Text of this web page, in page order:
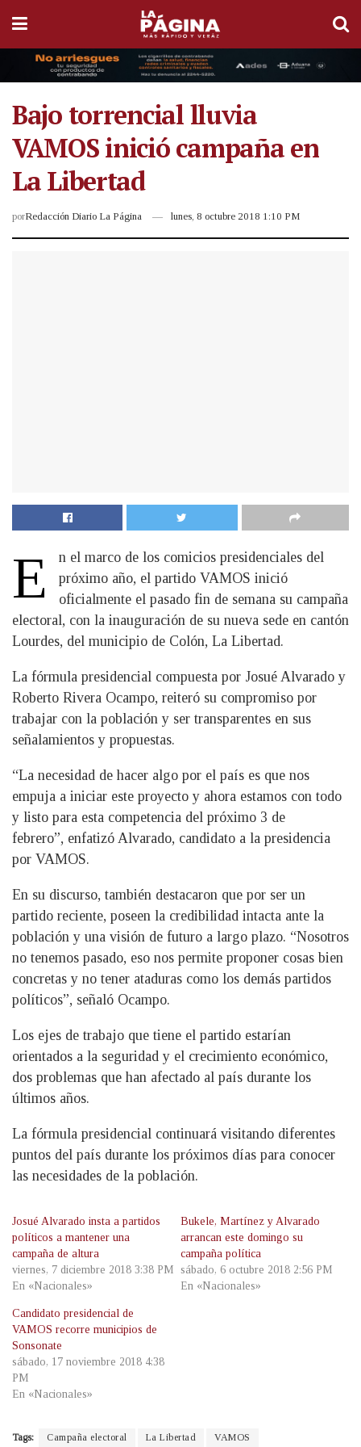
Bajo torrencial lluvia
VAMOS inició campaña en
La Libertad
porRedacción Diario La Página lunes, 8 octubre 2018 1:10 PM
E
n el marco de los comicios presidenciales del
próximo año, el partido VAMOS inició
oficialmente el pasado fin de semana su campaña
electoral, con la inauguración de su nueva sede en cantón
Lourdes, del municipio de Colón, La Libertad.
La fórmula presidencial compuesta por Josué Alvarado y
Roberto Rivera Ocampo, reiteró su compromiso por
trabajar con la población y ser transparentes en sus
señalamientos y propuestas.
“La necesidad de hacer algo por el país es que nos
empuja a iniciar este proyecto y ahora estamos con todo
y listo para esta competencia del próximo 3 de
febrero”, enfatizó Alvarado, candidato a la presidencia
por VAMOS.
En su discurso, también destacaron que por ser un
partido reciente, poseen la credibilidad intacta ante la
población y una visión de futuro a largo plazo. “Nosotros
no tenemos pasado, eso nos permite proponer cosas bien
concretas y no tener ataduras como los demás partidos
políticos”, señaló Ocampo.
Los ejes de trabajo que tiene el partido estarían
orientados a la seguridad y el crecimiento económico,
dos problemas que han afectado al país durante los
últimos años.
La fórmula presidencial continuará visitando diferentes
puntos del país durante los próximos días para conocer
las necesidades de la población.
Josué Alvarado insta a partidos
políticos a mantener una
campaña de altura
viernes, 7 diciembre 2018 3:38 PM
En «Nacionales»
Bukele, Martínez y Alvarado
arrancan este domingo su
campaña política
sábado, 6 octubre 2018 2:56 PM
En «Nacionales»
Candidato presidencial de
VAMOS recorre municipios de
Sonsonate
sábado, 17 noviembre 2018 4:38
PM
En «Nacionales»
Tags: Campaña electoral La Libertad VAMOS